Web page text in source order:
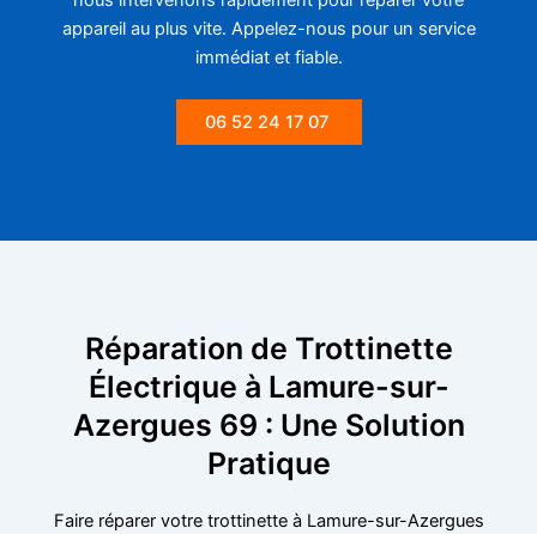
appareil au plus vite. Appelez-nous pour un service
immédiat et fiable.
06 52 24 17 07
Réparation de Trottinette
Électrique à Lamure-sur-
Azergues 69 : Une Solution
Pratique
Faire réparer votre trottinette à Lamure-sur-Azergues